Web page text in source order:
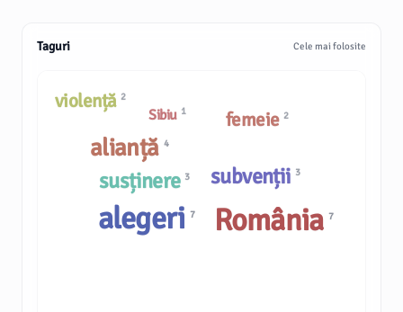
Taguri Cele mai folosite
femeie 2
alegeri7
Sibiu 1
subvenții 3
România7
violență 2
susținere 3
alianță 4